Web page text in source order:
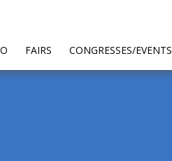
FAIRS CONGRESSES/EVENTS